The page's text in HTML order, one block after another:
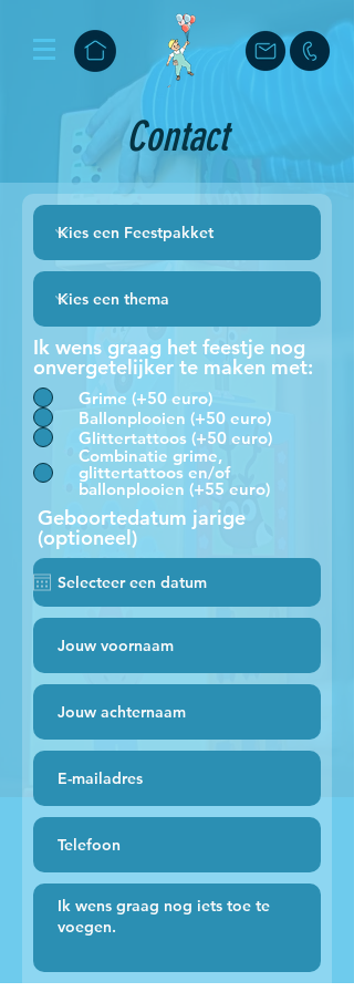
Contact
Ik wens graag het feestje nog
onvergetelijker te maken met:
Grime (+50 euro)
Ballonplooien (+50 euro)
Glittertattoos (+50 euro)
Combinatie grime,
glittertattoos en/of
ballonplooien (+55 euro)
Geboortedatum jarige
(optioneel)